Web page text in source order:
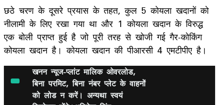
छठे चरण के दूसरे प्रयास के तहत, कुल 5 कोयला खदानों को
नीलामी के लिए रखा गया था और 1 कोयला खदान के विरुद्ध
एक बोली प्राप्त हुई है जो पूरी तरह से खोजी गई गैर-कोकिंग
कोयला खदान है। कोयला खदान की पीआरसी 4 एमटीपीए है।
खनन न्यूज-प्लांट मालिक ओवरलोड,
बिना परमिट, बिना नंबर प्लेट के वाहनों
को लोड न करें। अन्यथा स्वयं